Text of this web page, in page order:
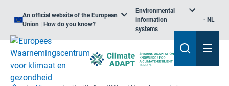
An official website of the European
Union | How do you know?
Environmental
information
systems
NL